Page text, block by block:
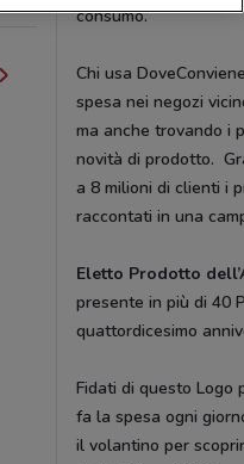
consumo.
Chi usa
spesa nei negozi
ma anche trovando i
novità di prodotto.
a 8 milioni di clienti i
raccontati in una
Eletto Prodotto
presente in più di 40
quattordicesimo
Fidati di questo Logo
fa la spesa ogni
il volantino per